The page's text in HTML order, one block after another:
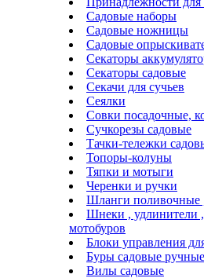
Садовые наборы
Садовые ножницы
Садовые
Секаторы
Секаторы садовые
Секачи для сучьев
Сеялки
Совки посадочные,
Сучкорезы садовые
Тачки-тележки
Топоры-колуны
Тяпки и мотыги
Черенки и ручки
Шланги поливочные
Шнеки , удлинители
мотобуров
Блоки управления
Буры садовые ручные
Вилы садовые